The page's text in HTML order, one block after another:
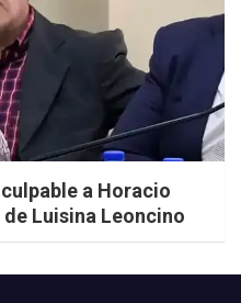
a Horacio
Luisina Leoncino